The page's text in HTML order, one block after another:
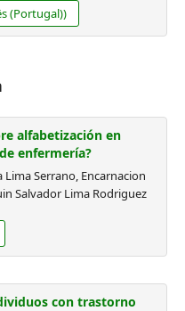
(Portugal))
alfabetización en
enfermería?
Serrano, Encarnacion
Salvador Lima Rodriguez
con trastorno